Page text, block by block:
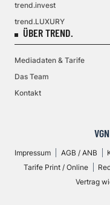
trend.invest
trend.LUXURY
ÜBER TREND.
Mediadaten & Tarife
Das Team
Kontakt
Impressum AGB / ANB
Tarife Print / Online
Vertrag